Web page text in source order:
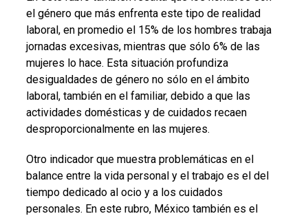
el género que más enfrenta este tipo de realidad
laboral, en promedio el 15% de los hombres trabaja
jornadas excesivas, mientras que sólo 6% de las
mujeres lo hace. Esta situación profundiza
desigualdades de género no sólo en el ámbito
laboral, también en el familiar, debido a que las
actividades domésticas y de cuidados recaen
desproporcionalmente en las mujeres.
Otro indicador que muestra problemáticas en el
balance entre la vida personal y el trabajo es el del
tiempo dedicado al ocio y a los cuidados
personales. En este rubro, México también es el